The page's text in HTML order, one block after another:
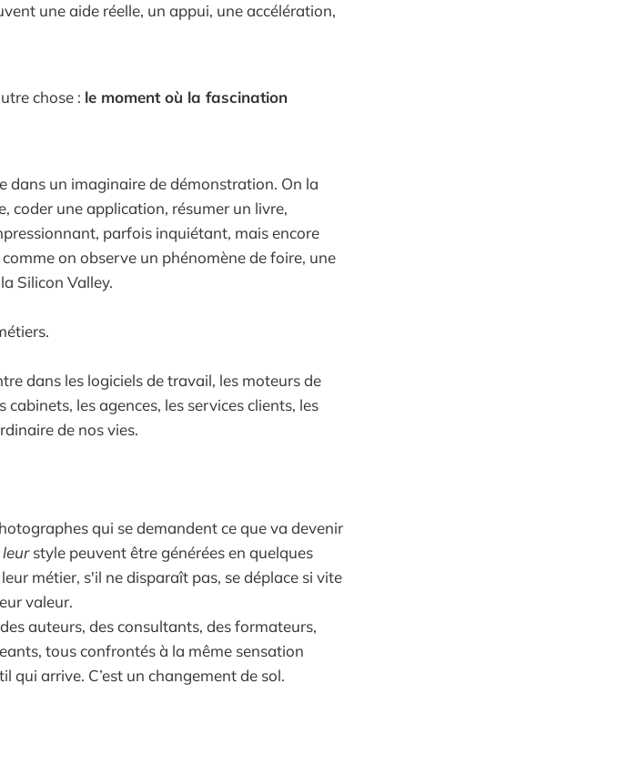
une aide réelle, un appui, une accélération,
chose : le moment où la fascination
dans un imaginaire de démonstration. On la
coder une application, résumer un livre,
parfois inquiétant, mais encore
on observe un phénomène de foire, une
Silicon Valley.
dans les logiciels de travail, les moteurs de
les agences, les services clients, les
de nos vies.
qui se demandent ce que va devenir
leurstyle peuvent être générées en quelques
métier, s'il ne disparaît pas, se déplace si vite
valeur.
auteurs, des consultants, des formateurs,
tous confrontés à la même sensation
qui arrive. C’est un changement de sol.